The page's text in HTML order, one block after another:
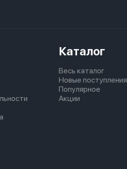
Каталог
Весь каталог
Новые поступления
Популярное
Акции